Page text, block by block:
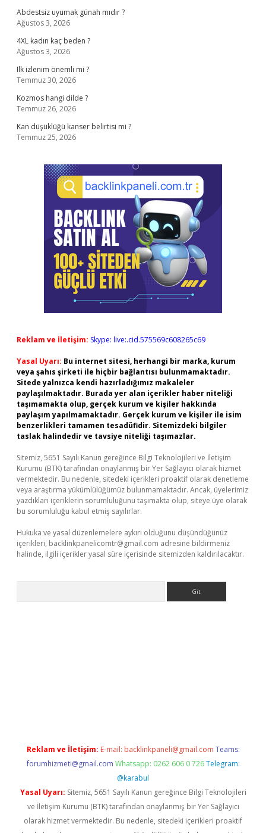
Abdestsiz uyumak günah mıdır ?
Ağustos 3, 2026
4XL kadın kaç beden ?
Ağustos 3, 2026
Ilk izlenim önemli mi ?
Temmuz 30, 2026
Kozmos hangi dilde ?
Temmuz 26, 2026
Kan düşüklüğü kanser belirtisi mi ?
Temmuz 25, 2026
Reklam ve İletişim: Skype: live:.cid.575569c608265c69
Yasal Uyarı: Bu internet sitesi, herhangi bir marka, kurum
veya şahıs şirketi ile hiçbir bağlantısı bulunmamaktadır.
Sitede yalnızca kendi hazırladığımız makaleler
paylaşılmaktadır. Burada yer alan içerikler haber niteliği
taşımamakta olup, gerçek kurum ve kişiler hakkında
paylaşım yapılmamaktadır. Gerçek kurum ve kişiler ile isim
benzerlikleri tamamen tesadüfidir. Sitemizdeki bilgiler
taslak halindedir ve tavsiye niteliği taşımazlar.
Sitemiz, 5651 Sayılı Kanun gereğince Bilgi Teknolojileri ve İletişim
Kurumu (BTK) tarafından onaylanmış bir Yer Sağlayıcı olarak hizmet
vermektedir. Bu nedenle, sitedeki içerikleri proaktif olarak denetleme
veya araştırma yükümlülüğümüz bulunmamaktadır. Ancak, üyelerimiz
yazdıkları içeriklerin sorumluluğunu taşımakta olup, siteye üye olarak
bu sorumluluğu kabul etmiş sayılırlar.
Hukuka ve yasal düzenlemelere aykırı olduğunu düşündüğünüz
içerikleri, backlinkpanelicomtr@gmail.com adresine bildirmeniz
halinde, ilgili içerikler yasal süre içerisinde sitemizden kaldırılacaktır.
Reklam ve İletişim: E-mail: backlinkpaneli@gmail.com Teams:
forumhizmeti@gmail.com Whatsapp: 0262 606 0 726 Telegram:
@karabul
Yasal Uyarı: Sitemiz, 5651 Sayılı Kanun gereğince Bilgi Teknolojileri
ve İletişim Kurumu (BTK) tarafından onaylanmış bir Yer Sağlayıcı
olarak hizmet vermektedir. Bu nedenle, sitedeki içerikleri proaktif